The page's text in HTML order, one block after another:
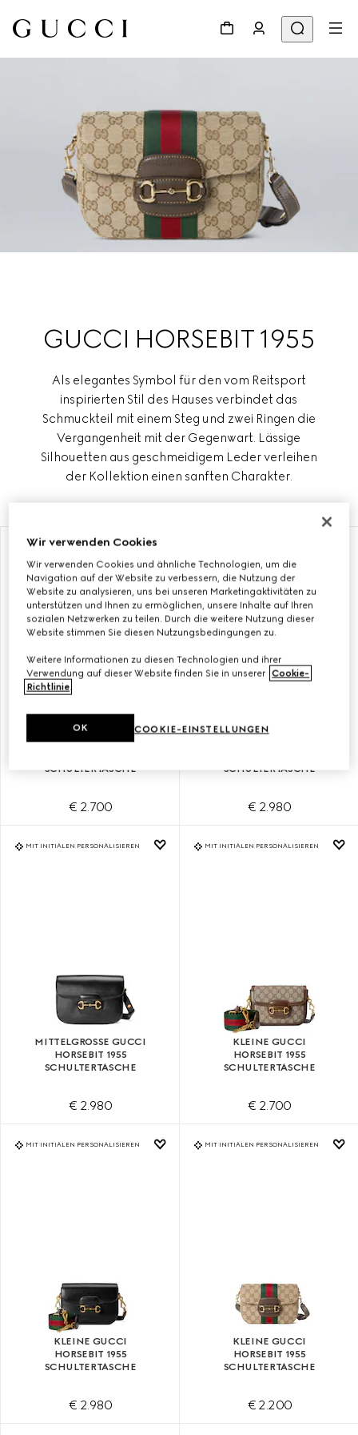
GUCCI HORSEBIT 1955
Als elegantes Symbol für den vom Reitsport
inspirierten Stil des Hauses verbindet das
Schmuckteil mit einem Steg und zwei Ringen die
Vergangenheit mit der Gegenwart. Lässige
Silhouetten aus geschmeidigem Leder verleihen
der Kollektion einen sanften Charakter.
MIT INITIALEN PERSONALISIEREN
MITTELGROSSE GUCCI H
CHULTERTASCHE
€ 2.700
SCHULTERTASCHE
€ 2.980
MIT INITIALEN PERSONALISIEREN
MITTELGROSSE GUCCI H
ORSEBIT 1955 S
CHULTERTASCHE
€ 2.980
MIT INITIALEN PERSONALISIEREN
KLEINE GUCCI
HORSEBIT 1955
SCHULTERTASCHE
€ 2.700
MIT INITIALEN PERSONALISIEREN
KLEINE GUCCI
HORSEBIT 1955
SCHULTERTASCHE
€ 2.980
MIT INITIALEN PERSONALISIEREN
KLEINE GUCCI
HORSEBIT 1955
SCHULTERTASCHE
€ 2.200
Wir verwenden Cookies
Wir verwenden Cookies und ähnliche Technologien, um die
Navigation auf der Website zu verbessern, die Nutzung der
Website zu analysieren, uns bei unseren Marketingaktivitäten zu
unterstützen und Ihnen zu ermöglichen, unsere Inhalte auf Ihren
sozialen Netzwerken zu teilen. Durch die weitere Nutzung dieser
Website stimmen Sie diesen Nutzungsbedingungen zu.
Weitere Informationen zu diesen Technologien und ihrer
Verwendung auf dieser Website finden Sie in unserer Cookie-
Richtlinie.
COOKIE-EINSTELLUNGEN
OK